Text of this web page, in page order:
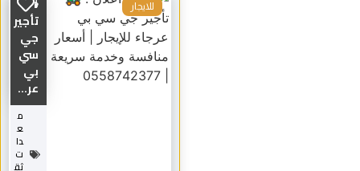
تأجير
جي
سي
بي
عر...
ت
للايجار